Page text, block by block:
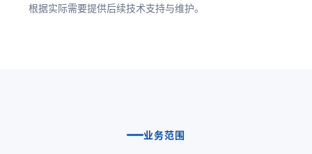
根据实际需要提供后续技术支持与维护。
业务范围